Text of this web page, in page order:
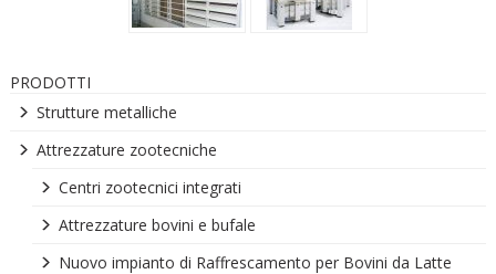
PRODOTTI
Strutture metalliche
Attrezzature zootecniche
Centri zootecnici integrati
Attrezzature bovini e bufale
Nuovo impianto di Raffrescamento per Bovini da Latte